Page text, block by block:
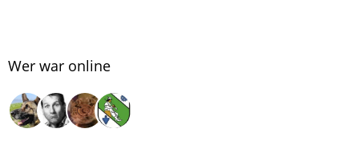
Wer war online